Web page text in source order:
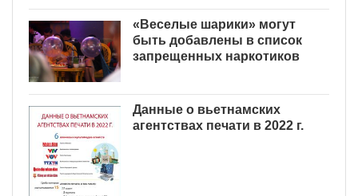
«Веселые шарики» могут
быть добавлены в список
запрещенных наркотиков
Данные о вьетнамских
агентствах печати в 2022 г.